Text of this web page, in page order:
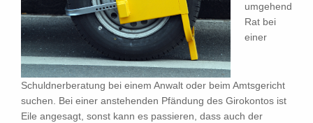
umgehend
Rat bei
einer
Schuldnerberatung bei einem Anwalt oder beim Amtsgericht
suchen. Bei einer anstehenden Pfändung des Girokontos ist
Eile angesagt, sonst kann es passieren, dass auch der